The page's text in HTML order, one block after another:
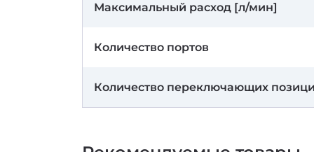
Максимальный расход [л/мин]
Количество портов
Количество переключающих